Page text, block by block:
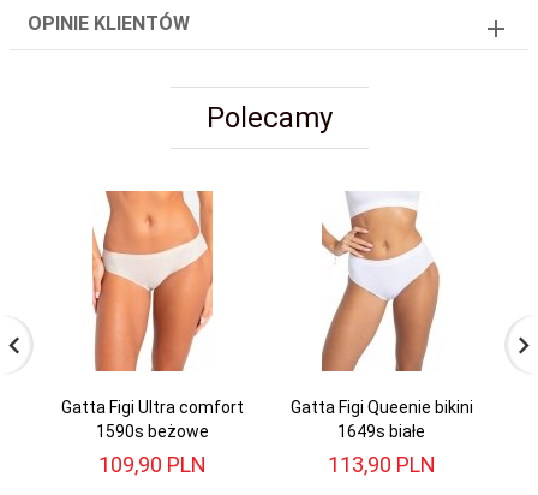
OPINIE KLIENTÓW
Polecamy
Gatta Figi Ultra comfort
1590s beżowe
109,90 PLN
Gatta Figi Queenie bikini
1649s białe
113,90 PLN